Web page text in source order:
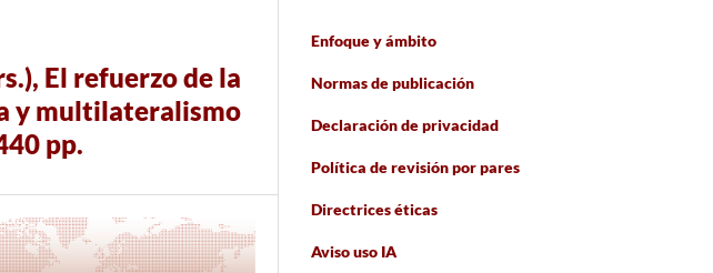
El refuerzo de la
y multilateralismo
pp.
Enfoque y ámbito
Normas de publicación
Declaración de privacidad
Política de revisión por pares
Directrices éticas
Aviso uso IA